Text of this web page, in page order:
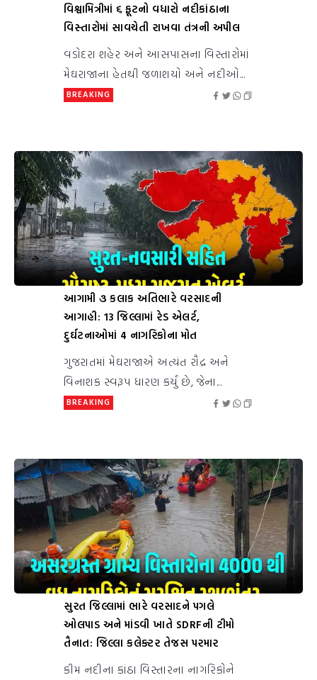
વિશ્વામિત્રીમાં ૬ ફૂટનો વધારો નદીકાંઠાના
વિસ્તારોમાં સાવચેતી રાખવા તંત્રની અપીલ
વડોદરા શહેર અને આસપાસના વિસ્તારોમાં
મેઘરાજાના હેતથી જળાશયો અને નદીઓ...
BREAKING
આગામી ૩ કલાક અતિભારે વરસાદની
આગાહી: 13 જિલ્લામાં રેડ એલર્ટ,
દુર્ઘટનાઓમાં 4 નાગરિકોના મોત
ગુજરાતમાં મેઘરાજાએ અત્યંત રૌદ્ર અને
વિનાશક સ્વરૂપ ધારણ કર્યું છે, જેના...
BREAKING
સુરત જિલ્લામાં ભારે વરસાદને પગલે
ઓલપાડ અને માંડવી ખાતે SDRFની ટીમો
તૈનાત: જિલ્લા કલેક્ટર તેજસ પરમાર
કીમ નદીના કાંઠા વિસ્તારના નાગરિકોને